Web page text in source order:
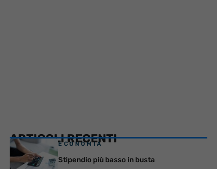
ARTICOLI RECENTI
ECONOMIA
Stipendio più basso in busta